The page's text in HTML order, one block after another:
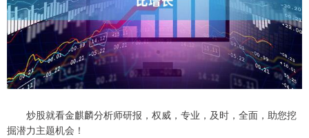
炒股就看金麒麟分析师研报，权威，专业，及时，全面，助您挖
掘潜力主题机会！